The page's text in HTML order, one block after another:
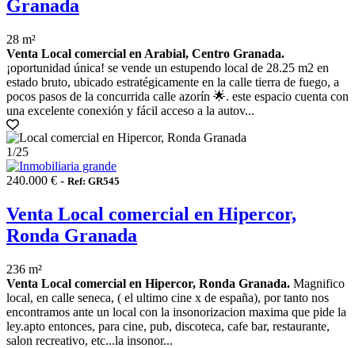
Granada
28 m²
Venta Local comercial en Arabial, Centro Granada.
¡oportunidad única! se vende un estupendo local de 28.25 m2 en
estado bruto, ubicado estratégicamente en la calle tierra de fuego, a
pocos pasos de la concurrida calle azorín 🌟. este espacio cuenta con
una excelente conexión y fácil acceso a la autov...
1/25
240.000 € - Ref: GR545
Venta Local comercial en Hipercor,
Ronda Granada
236 m²
Venta Local comercial en Hipercor, Ronda Granada. Magnifico
local, en calle seneca, ( el ultimo cine x de españa), por tanto nos
encontramos ante un local con la insonorizacion maxima que pide la
ley.apto entonces, para cine, pub, discoteca, cafe bar, restaurante,
salon recreativo, etc...la insonor...